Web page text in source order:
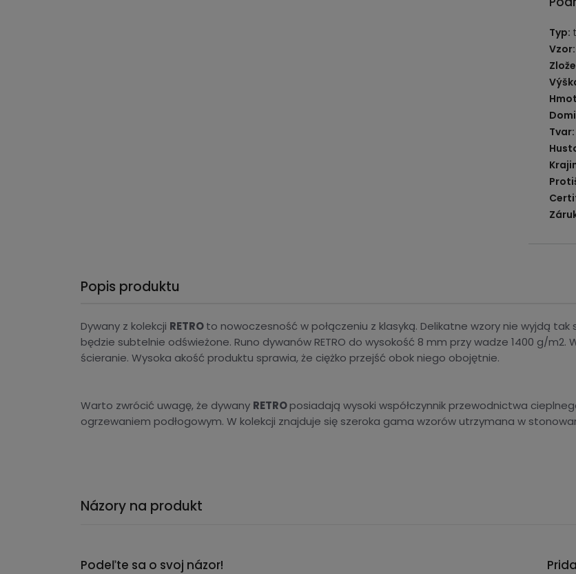
Typ:
Vzor:
Tvar:
Popis produktu
Dywany z kolekcji RETROto nowoczesność w połączeniu z klasyką. Delikatne wzory nie wyjdą
będzie subtelnie odświeżone. Runo dywanów RETRO do wysokość 8 mm przy wadze 1400 g/
ścieranie. Wysoka akość produktu sprawia, że ciężko przejść obok niego obojętnie.
Warto zwrócić uwagę, że dywany RETROposiadają wysoki współczynnik przewodnictwa
ogrzewaniem podłogowym. W kolekcji znajduje się szeroka gama wzorów utrzymana w
Názory na produkt
Podeľte sa o svoj názor!